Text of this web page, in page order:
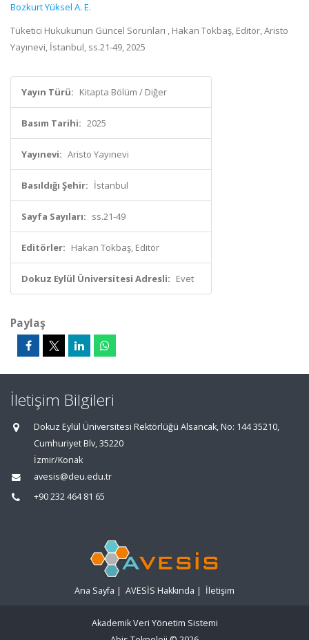
Bozkurt Yüksel A. E.
Tüketici Hukukunun Güncel Sorunları , Hakan Tokbaş, Editör, Aristo
Yayınevi, İstanbul, ss.21-49, 2025
Yayın Türü: Kitapta Bölüm / Diğer
Basım Tarihi: 2025
Yayınevi: Aristo Yayınevi
Basıldığı Şehir: İstanbul
Sayfa Sayıları: ss.21-49
Editörler: Hakan Tokbaş, Editör
Dokuz Eylül Üniversitesi Adresli: Evet
Paylaş
İletişim Bilgileri
Dokuz Eylül Üniversitesi Rektörlüğü Alsancak, No: 144 35210,
Cumhuriyet Blv, 35220
İzmir/Konak
avesis@deu.edu.tr
+90 232 464 81 65
Ana Sayfa | AVESİS Hakkında | İletişim
Akademik Veri Yönetim Sistemi